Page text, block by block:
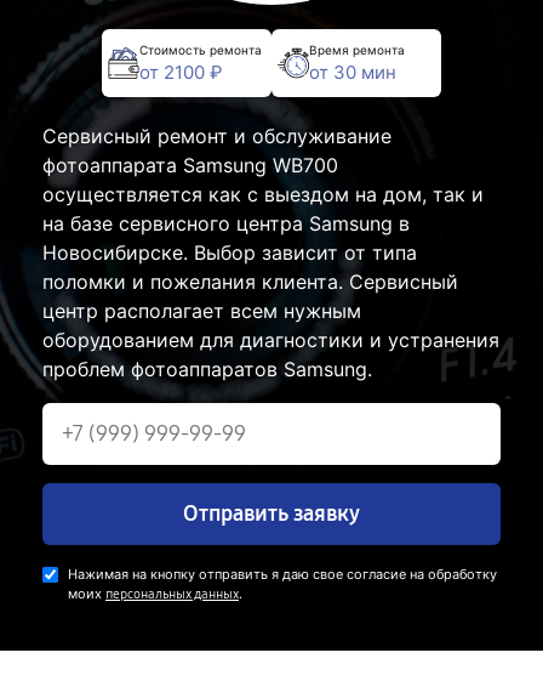
Стоимость ремонта
от 2100 ₽
Время ремонта
от 30 мин
Сервисный ремонт и обслуживание
фотоаппарата Samsung WB700
осуществляется как с выездом на дом, так и
на базе сервисного центра Samsung в
Новосибирске. Выбор зависит от типа
поломки и пожелания клиента. Сервисный
центр располагает всем нужным
оборудованием для диагностики и устранения
проблем фотоаппаратов Samsung.
Отправить заявку
Нажимая на кнопку отправить я даю свое согласие на обработку
моих персональных данных.